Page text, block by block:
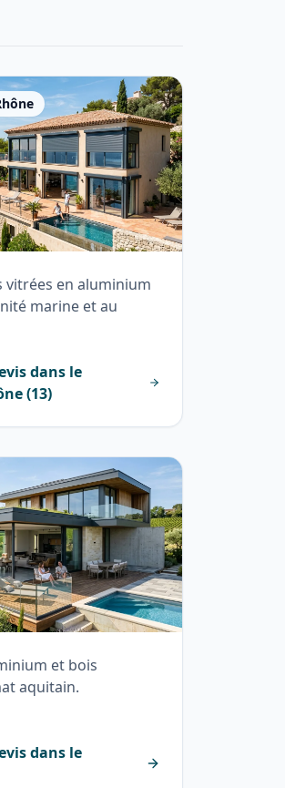
vitrées en aluminium
marine et au
dans le
(13)
et bois
aquitain.
dans le